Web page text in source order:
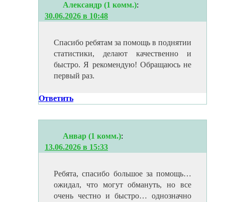
Александр (1 комм.):
30.06.2026 в 10:48
Спасибо ребятам за помощь в поднятии
статистики, делают качественно и
быстро. Я рекомендую! Обращаюсь не
первый раз.
Ответить
Анвар (1 комм.):
13.06.2026 в 15:33
Ребята, спасибо большое за помощь…
ожидал, что могут обмануть, но все
очень честно и быстро… однозначно